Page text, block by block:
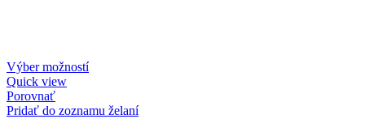
Výber možností
Quick view
Porovnať
Pridať do zoznamu želaní